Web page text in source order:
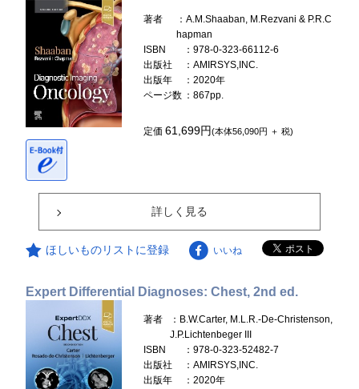
著者
：A.M.Shaaban, M.Rezvani & P.R.C
hapman
ISBN
：978-0-323-66112-6
出版社
：AMIRSYS,INC.
出版年
：2020年
ページ数 ：867pp.
定価61,699円(本体56,090円 ＋ 税)
詳しく見る
ほしいものリストに登録 いいね
Expert Differential Diagnoses: Chest, 2nd ed.
著者
：B.W.Carter, M.L.R.-De-Christenson,
J.P.Lichtenbeger III
ISBN
：978-0-323-52482-7
出版社
：AMIRSYS,INC.
出版年
：2020年